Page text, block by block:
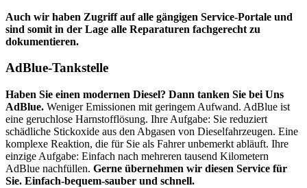
Auch wir haben Zugriff auf alle gängigen Service-Portale und
sind somit in der Lage alle Reparaturen fachgerecht zu
dokumentieren.
AdBlue-Tankstelle
Haben Sie einen modernen Diesel? Dann tanken Sie bei Uns
AdBlue. Weniger Emissionen mit geringem Aufwand. AdBlue ist
eine geruchlose Harnstofflösung. Ihre Aufgabe: Sie reduziert
schädliche Stickoxide aus den Abgasen von Dieselfahrzeugen. Eine
komplexe Reaktion, die für Sie als Fahrer unbemerkt abläuft. Ihre
einzige Aufgabe: Einfach nach mehreren tausend Kilometern
AdBlue nachfüllen. Gerne übernehmen wir diesen Service für
Sie. Einfach-bequem-sauber und schnell.